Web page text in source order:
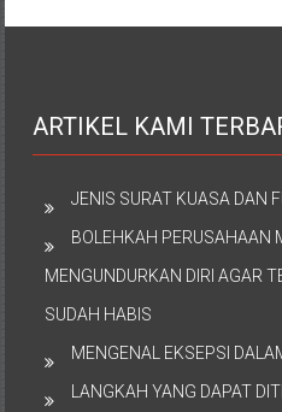
ARTIKEL KAMI
JENIS SURAT KUASA DAN
BOLEHKAH PERUSAHAAN
MENGUNDURKAN DIRI AGAR
SUDAH HABIS
MENGENAL EKSEPSI
LANGKAH YANG DAPAT